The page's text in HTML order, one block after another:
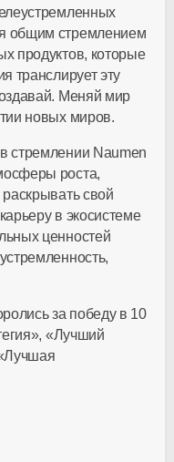
общим стремлением
продуктов, которые
транслирует эту
Меняй мир
новых миров.
стремлении Naumen
роста,
раскрывать свой
в экосистеме
ценностей
за победу в 10
«Лучший